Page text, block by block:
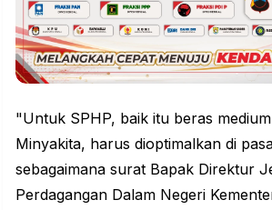
"Untuk SPHP, baik itu beras
Minyakita, harus dioptimalkan di
sebagaimana surat Bapak Direktur
Perdagangan Dalam Negeri